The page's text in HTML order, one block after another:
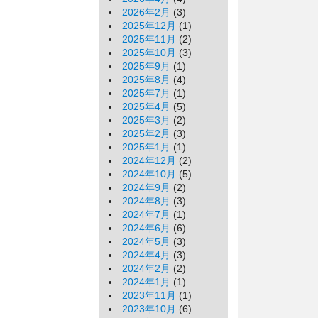
2026年2月 (3)
2025年12月 (1)
2025年11月 (2)
2025年10月 (3)
2025年9月 (1)
2025年8月 (4)
2025年7月 (1)
2025年4月 (5)
2025年3月 (2)
2025年2月 (3)
2025年1月 (1)
2024年12月 (2)
2024年10月 (5)
2024年9月 (2)
2024年8月 (3)
2024年7月 (1)
2024年6月 (6)
2024年5月 (3)
2024年4月 (3)
2024年2月 (2)
2024年1月 (1)
2023年11月 (1)
2023年10月 (6)